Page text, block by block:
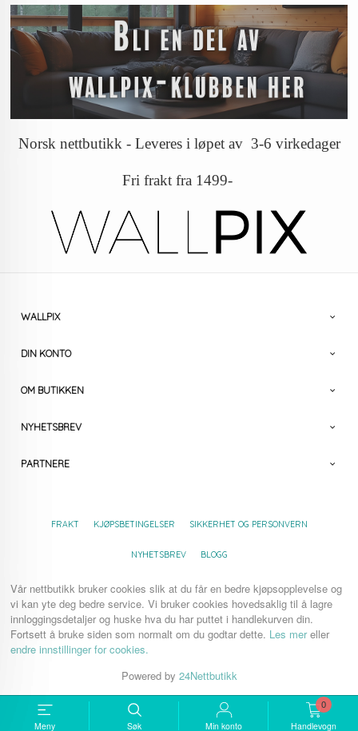
Meny Søk Min konto Handlevogn
0
Norsk nettbutikk - Leveres i løpet av 3-6 virkedager
Fri frakt fra 1499-
WALLPIX
DIN KONTO
OM BUTIKKEN
NYHETSBREV
PARTNERE
FRAKT KJØPSBETINGELSER SIKKERHET OG PERSONVERN
NYHETSBREV BLOGG
Vår nettbutikk bruker cookies slik at du får en bedre kjøpsopplevelse og
vi kan yte deg bedre service. Vi bruker cookies hovedsaklig til å lagre
innloggingsdetaljer og huske hva du har puttet i handlekurven din.
Fortsett å bruke siden som normalt om du godtar dette. Les mereller
endre innstillinger for cookies.
Powered by 24Nettbutikk